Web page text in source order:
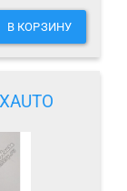
В КОРЗИНУ